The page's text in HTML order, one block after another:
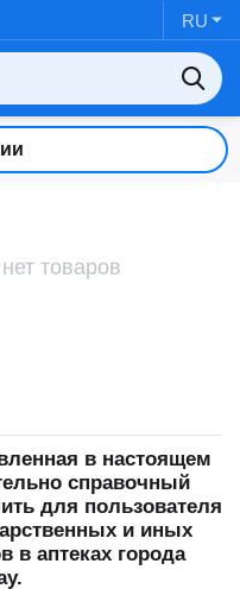
RU
товаров
в настоящем
справочный
для пользователя
и иных
в аптеках города